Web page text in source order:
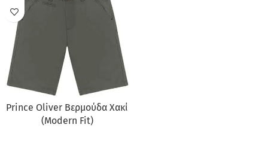
Prince Oliver Βερμούδα Χακί
(Modern Fit)